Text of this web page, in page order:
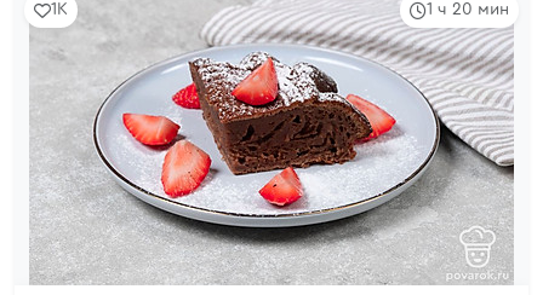
1 ч 20 мин
1K